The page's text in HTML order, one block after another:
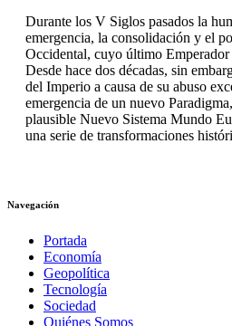
Durante los V Siglos pasados la
emergencia, la consolidación y el
Occidental, cuyo último Emperador
Desde hace dos décadas, sin
del Imperio a causa de su abuso
emergencia de un nuevo
plausible Nuevo Sistema Mundo
una serie de transformaciones
Navegación
Portada
Economía
Geopolítica
Tecnología
Sociedad
Quiénes Somos